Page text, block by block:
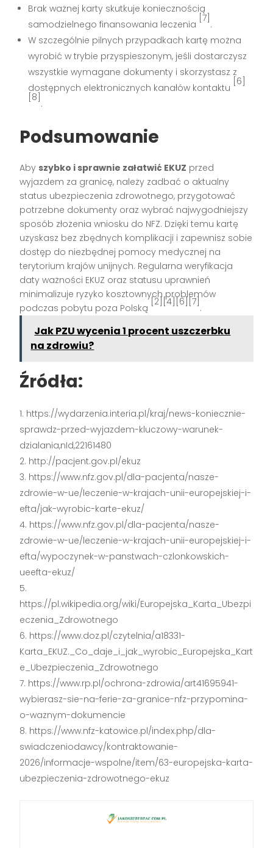
Brak ważnej karty skutkuje koniecznością
samodzielnego finansowania leczenia
[7]
.
W szczególnie pilnych przypadkach kartę można
wyrobić w trybie przyspieszonym, jeśli dostarczysz
wszystkie wymagane dokumenty i skorzystasz z
dostępnych elektronicznych kanałów kontaktu
[6]
[8]
.
Podsumowanie
Aby szybko i sprawnie załatwić EKUZ przed
wyjazdem za granicę, należy zadbać o aktualny
status ubezpieczenia zdrowotnego, przygotować
potrzebne dokumenty oraz wybrać najwygodniejszy
sposób złożenia wniosku do NFZ. Dzięki temu kartę
uzyskasz bez zbędnych komplikacji i zapewnisz sobie
dostęp do niezbędnej pomocy medycznej na
terytorium krajów unijnych. Regularna weryfikacja
daty ważności EKUZ oraz statusu uprawnień
minimalizuje ryzyko kosztownych problemów
podczas pobytu poza Polską
[2][4][6][7]
.
Jak PZU wycenia 1 procent uszczerbku
na zdrowiu?
Źródła:
https://wydarzenia.interia.pl/kraj/news-koniecznie-
sprawdz-przed-wyjazdem-kluczowy-warunek-
dzialania,nId,22161480
http://pacjent.gov.pl/ekuz
https://www.nfz.gov.pl/dla-pacjenta/nasze-
zdrowie-w-ue/leczenie-w-krajach-unii-europejskiej-i-
efta/jak-wyrobic-karte-ekuz/
https://www.nfz.gov.pl/dla-pacjenta/nasze-
zdrowie-w-ue/leczenie-w-krajach-unii-europejskiej-i-
efta/wypoczynek-w-panstwach-czlonkowskich-
ueefta-ekuz/
https://pl.wikipedia.org/wiki/Europejska_Karta_Ubezpi
eczenia_Zdrowotnego
https://www.doz.pl/czytelnia/a18331-
Karta_EKUZ._Co_daje_i_jak_wyrobic_Europejska_Kart
e_Ubezpieczenia_Zdrowotnego
https://www.rp.pl/ochrona-zdrowia/art41695941-
wybierasz-sie-na-ferie-za-granice-nfz-przypomina-
o-waznym-dokumencie
https://www.nfz-katowice.pl/index.php/dla-
swiadczeniodawcy/kontraktowanie-
2026/informacje-wspolne/item/63-europejska-karta-
ubezpieczenia-zdrowotnego-ekuz